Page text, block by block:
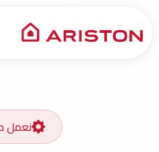
نعمل